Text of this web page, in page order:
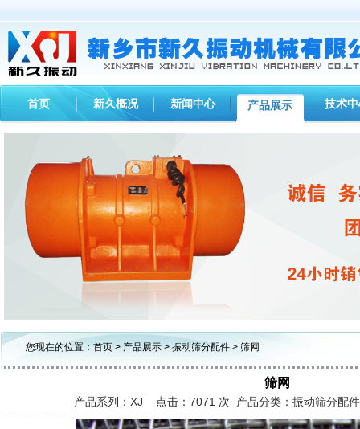
首页 新久概况 新闻中心 产品展示 技术
您现在的位置： 首页 > 产品展示 > 振动筛分配件 > 筛网
筛网
产品系列：XJ 点击： 7071 次 产品分类：振动筛分配